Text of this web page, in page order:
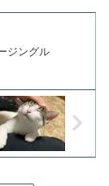
ジングル